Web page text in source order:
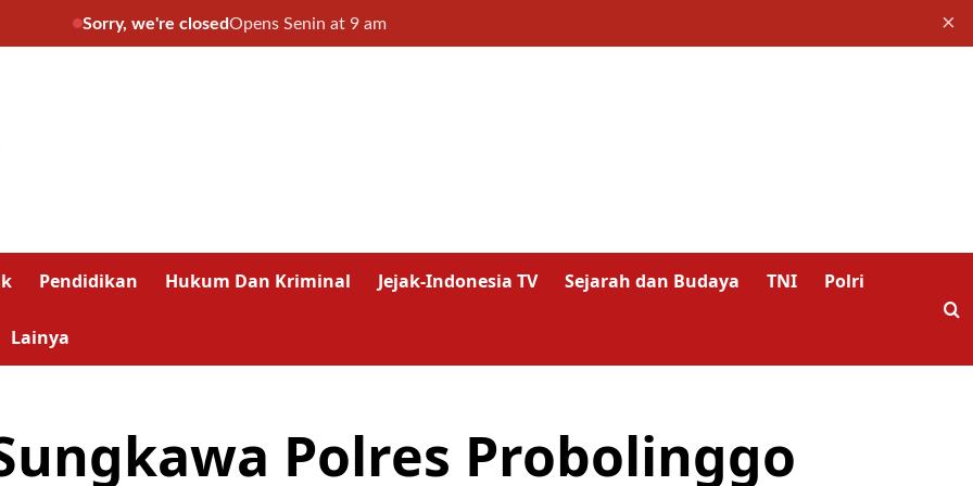
Sorry, we're closedOpens Senin at 9 am ×
Pendidikan Hukum Dan Kriminal Jejak-Indonesia TV Sejarah dan Budaya TNI Polri
Lainya
Polres Probolinggo